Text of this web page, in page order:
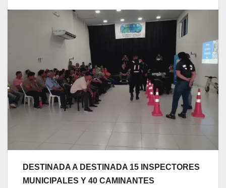
DESTINADA A DESTINADA 15 INSPECTORES
MUNICIPALES Y 40 CAMINANTES